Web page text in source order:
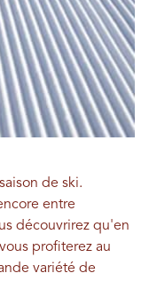
de ski.
entre
découvrirez qu'en
profiterez au
variété de